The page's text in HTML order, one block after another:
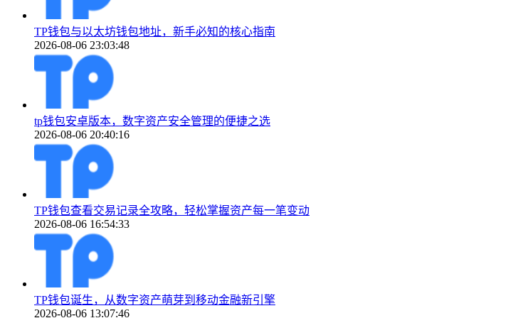
TP钱包与以太坊钱包地址，新手必知的核心指南
2026-08-06 23:03:48
tp钱包安卓版本，数字资产安全管理的便捷之选
2026-08-06 20:40:16
TP钱包查看交易记录全攻略，轻松掌握资产每一笔变动
2026-08-06 16:54:33
TP钱包诞生，从数字资产萌芽到移动金融新引擎
2026-08-06 13:07:46